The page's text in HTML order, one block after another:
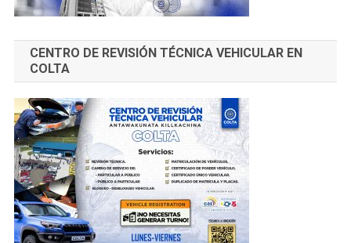
CENTRO DE REVISIÓN TÉCNICA VEHICULAR EN
COLTA